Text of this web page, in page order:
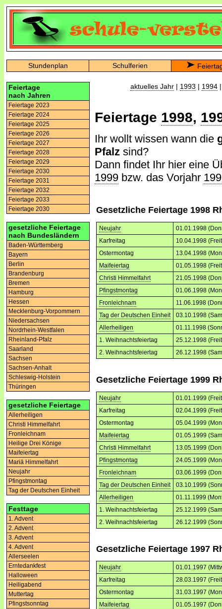
Stundenplan Schulferien
Feiertage
nach Jahren
Feiertage 2023
Feiertage 2024
Feiertage 2025
Feiertage 2026
Feiertage 2027
Feiertage 2028
Feiertage 2029
Feiertage 2030
Feiertage 2031
Feiertage 2032
Feiertage 2033
Feiertage 2030
gesetzliche Feiertage
nach Bundesländern
Baden-Württemberg
Bayern
Berlin
Brandenburg
Bremen
Hamburg
Hessen
Mecklenburg-Vorpommern
Niedersachsen
Nordrhein-Westfalen
Rheinland-Pfalz
Saarland
Sachsen
Sachsen-Anhalt
Schleswig-Holstein
Thüringen
gesetzliche Feiertage
Allerheiligen
Christi Himmelfahrt
Fronleichnam
Heilige Drei Könige
Maifeiertag
Mariä Himmelfahrt
Neujahr
Pfingstmontag
Tag der Deutschen Einheit
Festtage
1. Advent
2. Advent
3. Advent
4. Advent
Allerseelen
Erntedankfest
Halloween
Heiligabend
Muttertag
Pfingstsonntag
aktuelles Jahr | 1993 | 1994
Feiertage 1998,
Ihr wollt wissen wann die
Pfalz sind?
Dann findet Ihr hier eine
1999 bzw. das Vorjahr
Gesetzliche Feiertage 1998
Neujahr
01.01.1998
Karfreitag
10.04.1998
Ostermontag
13.04.1998
Maifeiertag
01.05.1998
Christi Himmelfahrt
21.05.1998
Pfingstmontag
01.06.1998
Fronleichnam
11.06.1998
Tag der Deutschen Einheit
03.10.1998
Allerheiligen
01.11.1998
1. Weihnachtsfeiertag
25.12.1998
2. Weihnachtsfeiertag
26.12.1998
Gesetzliche Feiertage 1999
Neujahr
01.01.1999
Karfreitag
02.04.1999
Ostermontag
05.04.1999
Maifeiertag
01.05.1999
Christi Himmelfahrt
13.05.1999
Pfingstmontag
24.05.1999
Fronleichnam
03.06.1999
Tag der Deutschen Einheit
03.10.1999
Allerheiligen
01.11.1999
1. Weihnachtsfeiertag
25.12.1999
2. Weihnachtsfeiertag
26.12.1999
Gesetzliche Feiertage 1997
Neujahr
01.01.1997
Karfreitag
28.03.1997
Ostermontag
31.03.1997
Maifeiertag
01.05.1997